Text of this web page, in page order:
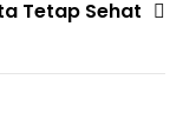
Tetap Sehat